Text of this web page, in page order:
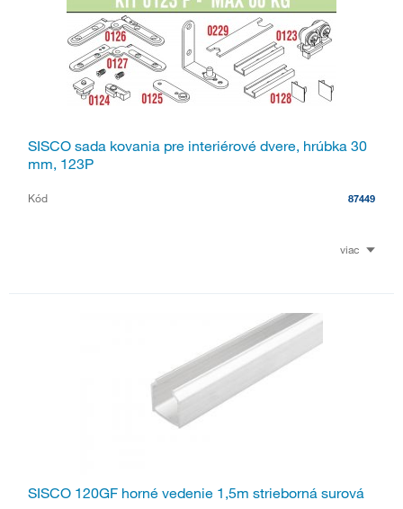
SISCO sada kovania pre interiérové dvere, hrúbka 30
mm, 123P
Kód 87449
viac
SISCO 120GF horné vedenie 1,5m strieborná surová